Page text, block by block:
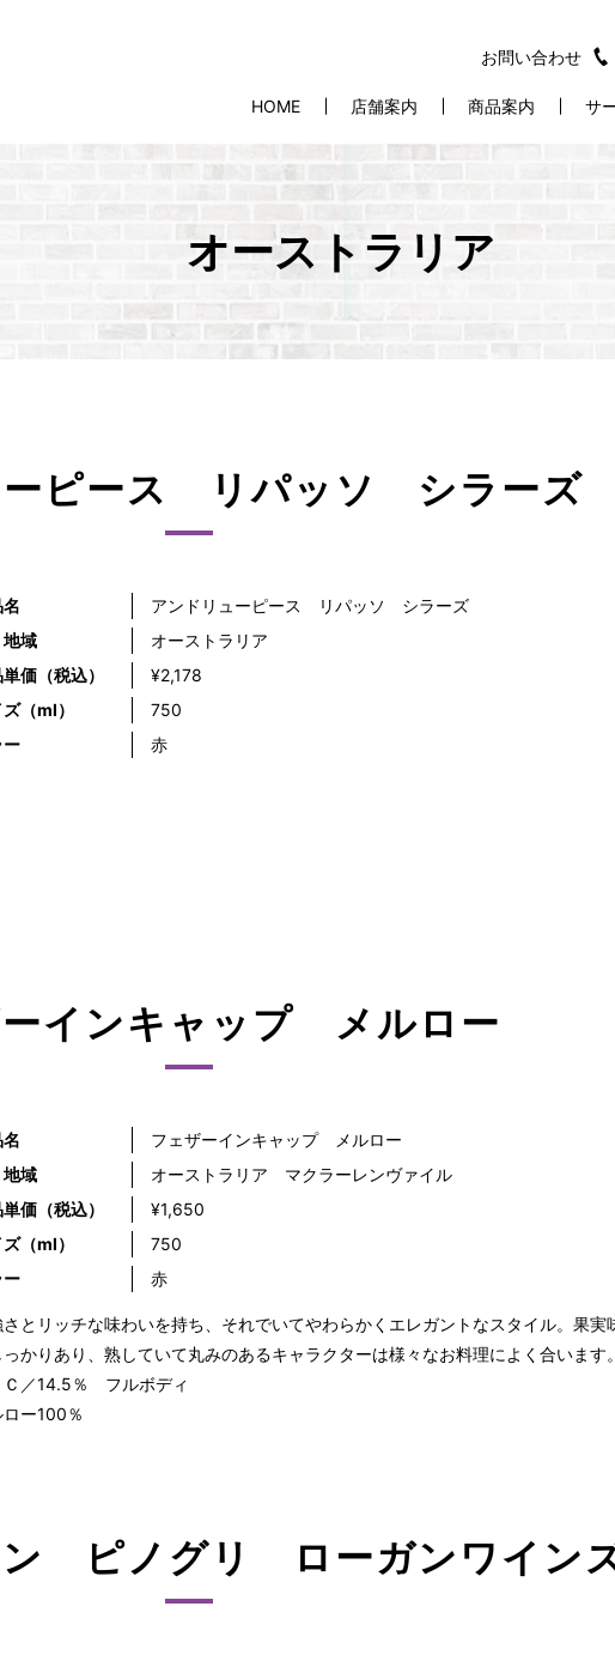
お問い合わせ
HOME 店舗案内 商品案内 サ
オーストラリア
ーピース リパッソ シラーズ
アンドリューピース リパッソ シラーズ
域
オーストラリア
価（税込）
¥2,178
（ml）
750
ー
赤
インキャップ メルロー
フェザーインキャップ メルロー
域
オーストラリア マクラーレンヴァイル
価（税込）
¥1,650
（ml）
750
ー
赤
さとリッチな味わいを持ち、それでいてやわらかくエレガントなスタイル。果実
っかりあり、熟していて丸みのあるキャラクターは様々なお料理によく合います。
Ｃ／14.5％ フルボディ
ロー100％
ン ピノグリ ローガンワイン